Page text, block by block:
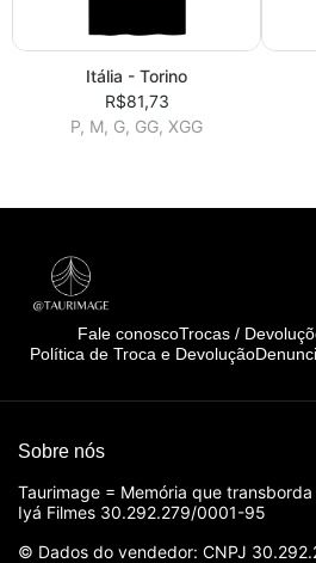
Itália - Torino
R$81,73
P, M, G, GG, XGG
Fale conoscoTrocas /
Política de Troca e Devolução
Sobre nós
Taurimage = Memória que
Iyá Filmes 30.292.279/0001-95
© Dados do vendedor: CNPJ